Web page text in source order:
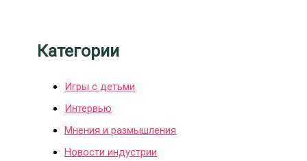
Категории
Игры с детьми
Интервью
Мнения и размышления
Новости индустрии